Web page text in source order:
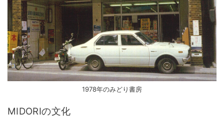
1978年のみどり書房
MIDORIの文化